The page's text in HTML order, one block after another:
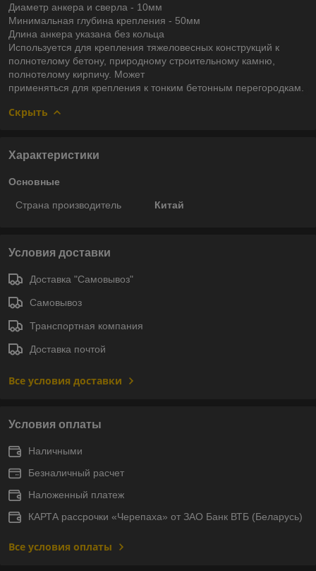
Диаметр анкера и сверла - 10мм
Минимальная глубина крепления - 50мм
Длина анкера указана без кольца
Используется для крепления тяжеловесных конструкций к
полнотелому бетону, природному строительному камню,
полнотелому кирпичу. Может
применяться для крепления к тонким бетонным перегородкам.
Скрыть
Характеристики
Основные
Страна производитель Китай
Условия доставки
Доставка "Самовывоз"
Самовывоз
Транспортная компания
Доставка почтой
Все условия доставки
Условия оплаты
Наличными
Безналичный расчет
Наложенный платеж
КАРТА рассрочки «Черепаха» от ЗАО Банк ВТБ (Беларусь)
Все условия оплаты